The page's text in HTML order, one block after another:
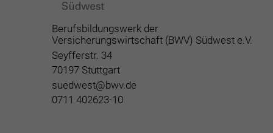
Berufsbildungswerk der
Versicherungswirtschaft (BWV) Südwest e.V.
Seyfferstr. 34
70197 Stuttgart
suedwest@bwv.de
0711 402623-10